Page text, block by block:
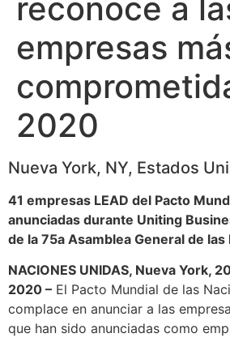
reconoce a
empresas
2020
Nueva York, NY, Estados
41 empresas LEAD del Pacto
anunciadas durante Uniting
de la 75a Asamblea General de
NACIONES UNIDAS, Nueva York,
2020 – El Pacto Mundial de las
complace en anunciar a las
que han sido anunciadas como